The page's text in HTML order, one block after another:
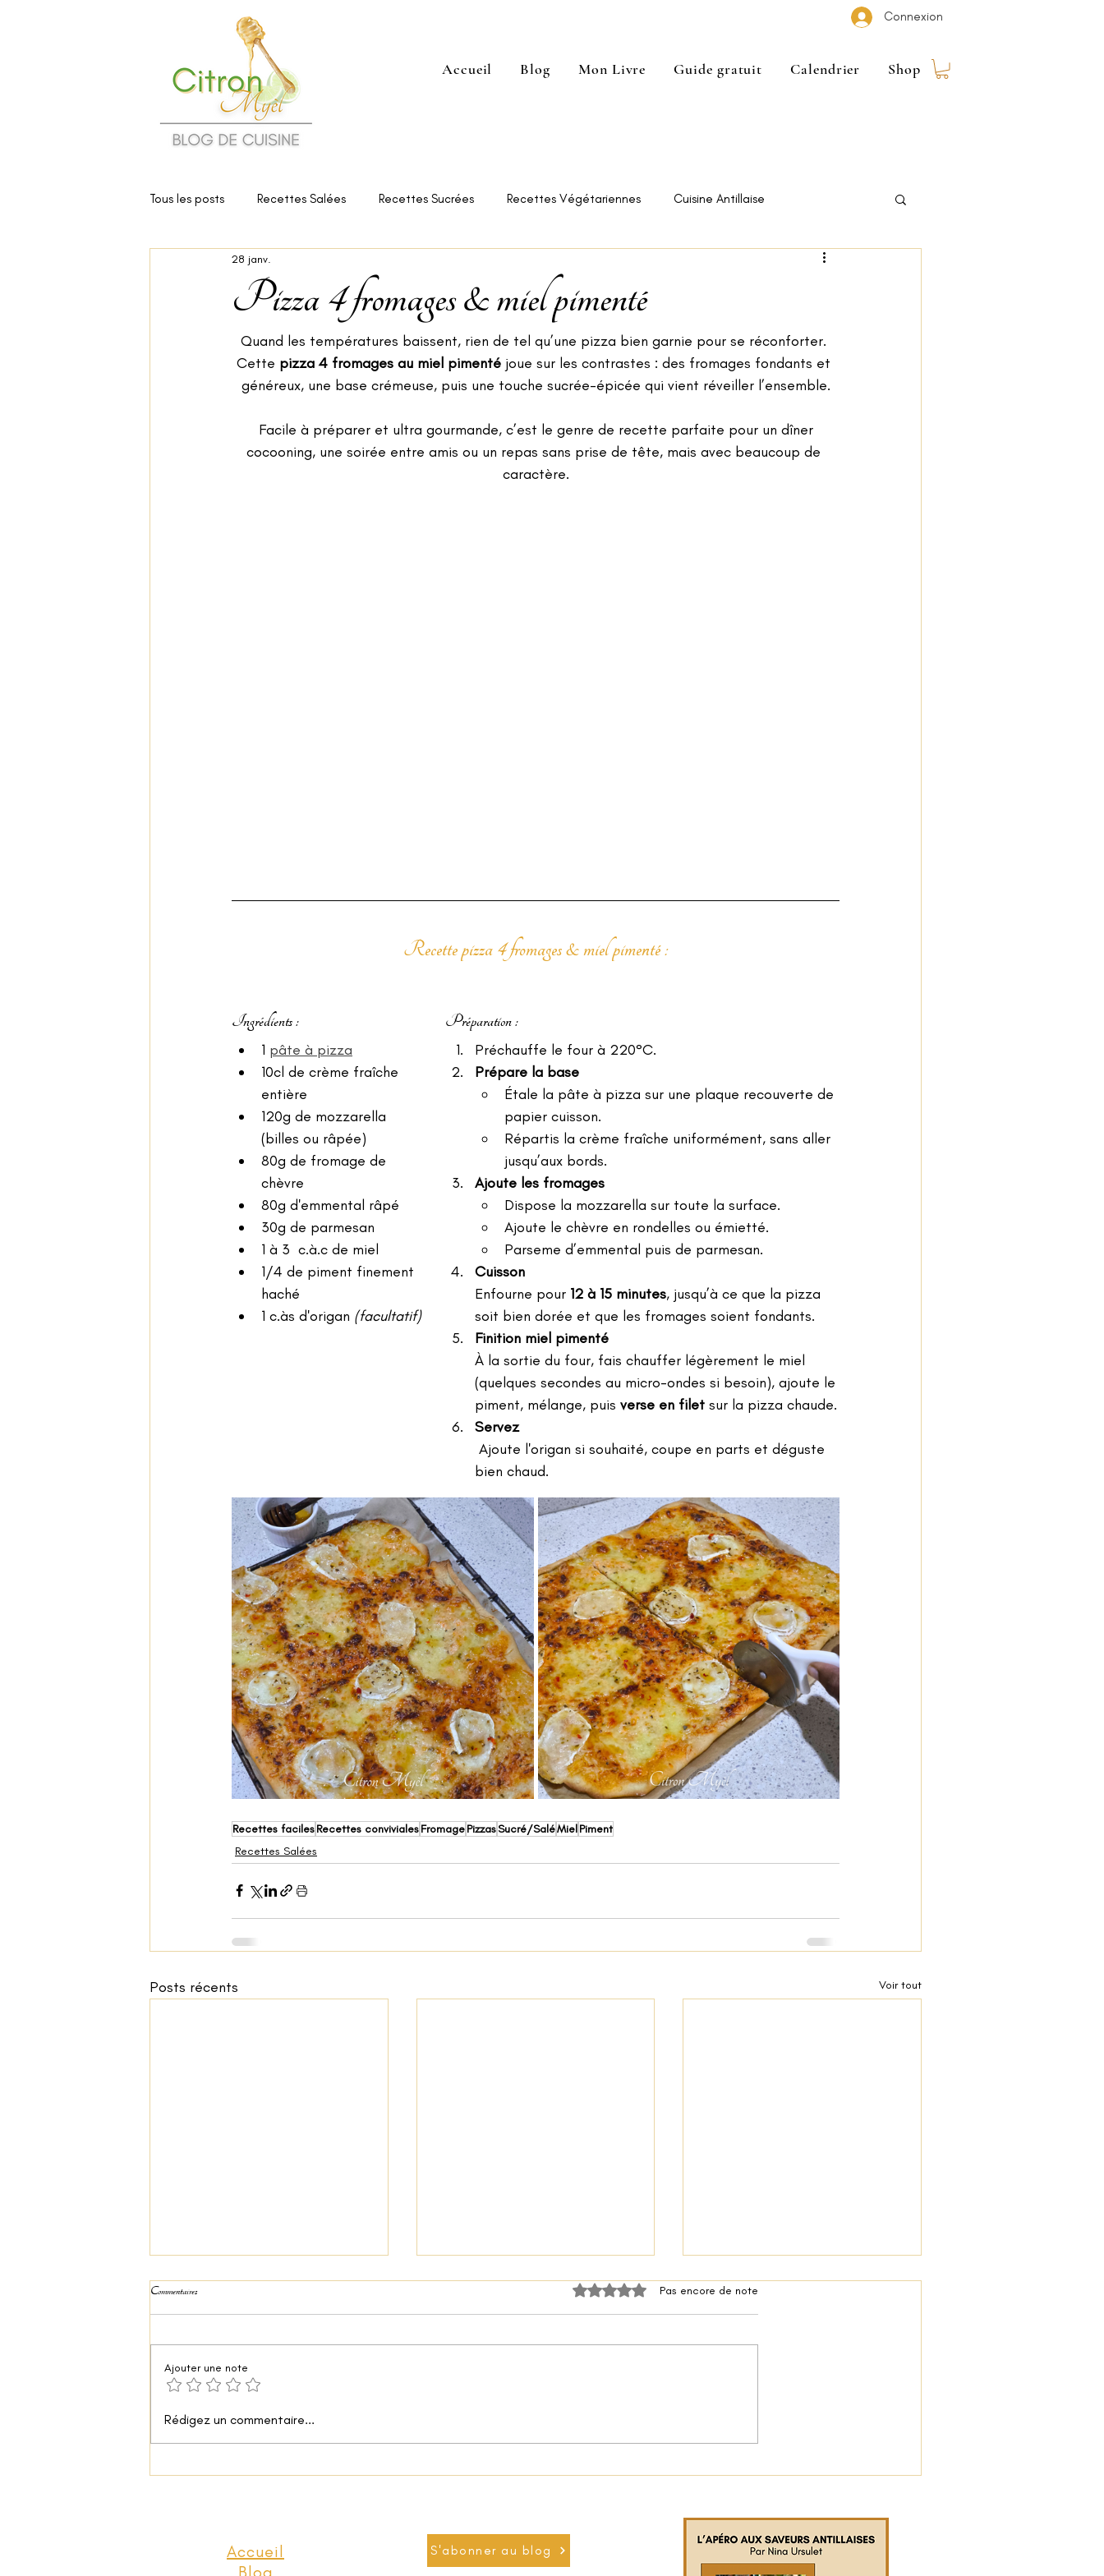
Connexion
Accueil Blog Mon Livre Guide gratuit Calendrier Shop
Tous les posts Recettes Salées Recettes Sucrées Recettes Végétariennes Cuisine Antillaise
Cuisine et Santé
Pizza 4 fromages & miel pimenté
28 janv.
Quand les températures baissent, rien de tel qu’une pizza bien garnie pour se réconforter.
Cette pizza 4 fromages au miel pimenté joue sur les contrastes : des fromages fondants et
généreux, une base crémeuse, puis une touche sucrée-épicée qui vient réveiller l’ensemble.
cocooning, une soirée entre amis ou un repas sans prise de tête, mais avec beaucoup de
caractère.
Recette pizza 4 fromages & miel pimenté :
Ingrédients :
1 pâte à pizza
10cl de crème fraîche
entière
120g de mozzarella
(billes ou râpée)
80g de fromage de
chèvre
80g d'emmental râpé
30g de parmesan
1 à 3  c.à.c de miel
1/4 de piment finement
haché
1 c.às d'origan (facultatif)
Préparation :
Préchauffe le four à 220°C.
Prépare la base
Étale la pâte à pizza sur une plaque recouverte de
papier cuisson.
Répartis la crème fraîche uniformément, sans aller
jusqu’aux bords.
Ajoute les fromages
Dispose la mozzarella sur toute la surface.
Ajoute le chèvre en rondelles ou émietté.
Parseme d’emmental puis de parmesan.
Cuisson
Enfourne pour 12 à 15 minutes, jusqu’à ce que la pizza
soit bien dorée et que les fromages soient fondants.
Finition miel pimenté
À la sortie du four, fais chauffer légèrement le miel
(quelques secondes au micro-ondes si besoin), ajoute le
piment, mélange, puis verse en filet sur la pizza chaude.
Servez
bien chaud.
Recettes facilesRecettes convivialesFromagePizzasSucré/SaléMielPiment
Recettes Salées
Posts récents Voir tout
Pizza façon paëlla
Commentaires Noté 0 étoile sur 5.Pas encore de note
Ajouter une note
Rédigez un commentaire...
Accueil
Blog
S'abonner au blog